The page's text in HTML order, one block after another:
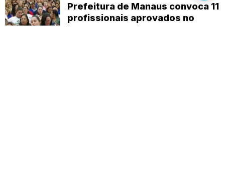
Prefeitura de Manaus convoca 11
profissionais aprovados no